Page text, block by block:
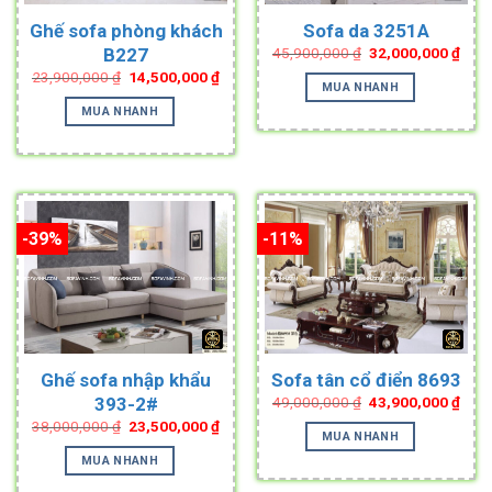
Ghế sofa phòng khách
B227
23,900,000₫ Original
price
was:
23,900,000 ₫.
14,500,000₫Current
price
is:
14,500,000 ₫.
MUA NHANH
Sofa da 3251A
45,900,000₫ Original
price
was:
45,900,000 ₫.
32,000,000₫
price
is:
MUA NHANH
-39%
Ghế sofa nhập khẩu
393-2#
38,000,000₫ Original
price
was:
38,000,000 ₫.
23,500,000₫Current
price
is:
23,500,000 ₫.
MUA NHANH
-11%
Sofa tân cổ điển 8693
49,000,000₫ Original
price
was:
49,000,000 ₫.
43,900,000₫
price
is:
MUA NHANH